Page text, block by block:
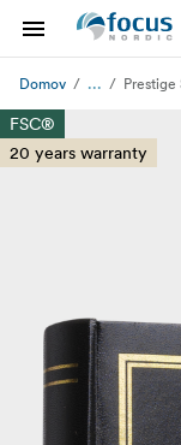
Domov ... Prestige
FSC®
20 years warranty